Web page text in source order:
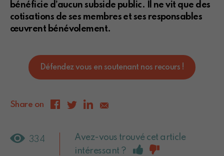
bénéficie d’aucun subside public. Il ne vit que des
cotisations de ses membres et ses responsables
œuvrent bénévolement.
Défendez vous en soutenant nos recours !
Share on
334
Avez-vous trouvé cet article
intéressant ?